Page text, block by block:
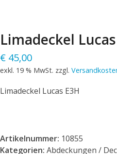
Limadeckel
€ 45,00
exkl. 19 % MwSt. zzgl.
Limadeckel Lucas E3H
Artikelnummer: 10855
Kategorien: Abdeckungen /